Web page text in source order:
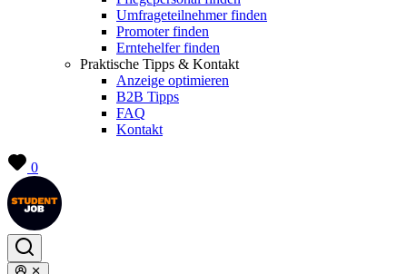
Umfrageteilnehmer finden
Promoter finden
Erntehelfer finden
Praktische Tipps & Kontakt
Anzeige optimieren
B2B Tipps
FAQ
Kontakt
0